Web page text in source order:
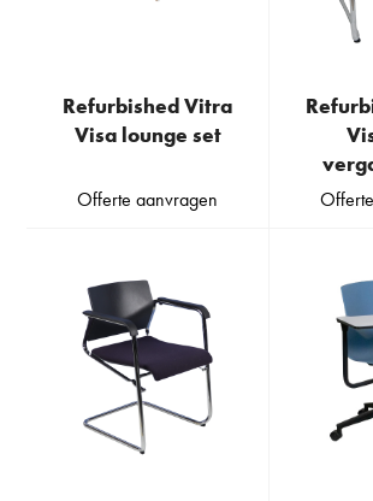
Refurbished Vitra
Visa lounge set
Offerte aanvragen